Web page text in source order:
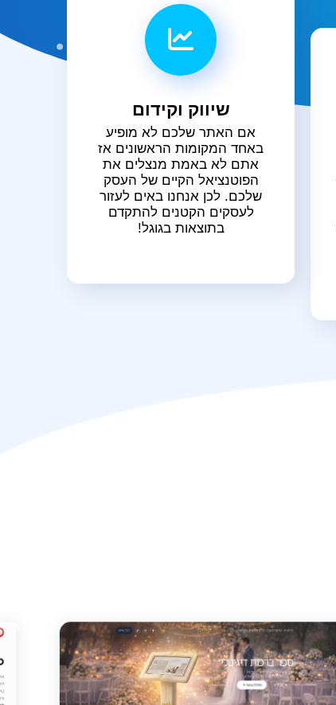
שיווק וקידום
אם האתר שלכם לא מופיע
באחד המקומות הראשונים אז
אתם לא באמת מנצלים את
הפוטנציאל הקיים של העסק
שלכם. לכן אנחנו באים לעזור
לעסקים הקטנים להתקדם
בתוצאות בגוגל!